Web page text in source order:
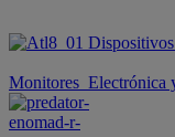
Monitores Electrónica